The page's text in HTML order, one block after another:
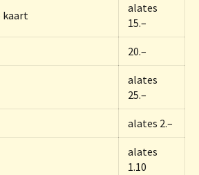
kaart
alates
15.–
20.–
alates
25.–
alates 2.–
alates
1.10